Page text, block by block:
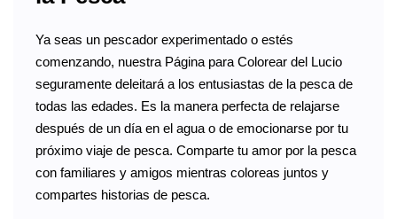
Ya seas un pescador experimentado o estés
comenzando, nuestra Página para Colorear del Lucio
seguramente deleitará a los entusiastas de la pesca de
todas las edades. Es la manera perfecta de relajarse
después de un día en el agua o de emocionarse por tu
próximo viaje de pesca. Comparte tu amor por la pesca
con familiares y amigos mientras coloreas juntos y
compartes historias de pesca.